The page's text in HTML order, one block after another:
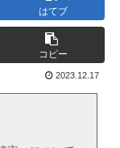
はてブ
コピー
2023.12.17